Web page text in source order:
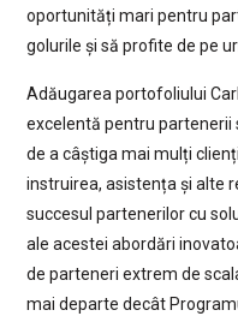
oportunități mari pentru
golurile și să profite de pe
Adăugarea portofoliului
excelentă pentru partenerii
de a câștiga mai mulți
instruirea, asistența și alte
succesul partenerilor cu
ale acestei abordări
de parteneri extrem de
mai departe decât